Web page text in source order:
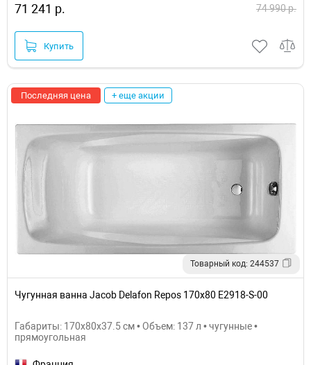
71 241 р. 74 990 р.
Купить
Последняя цена + еще акции
Товарный код: 244537
Чугунная ванна Jacob Delafon Repos 170x80 E2918-S-00
Габариты: 170x80x37.5 см • Объем: 137 л • чугунные •
прямоугольная